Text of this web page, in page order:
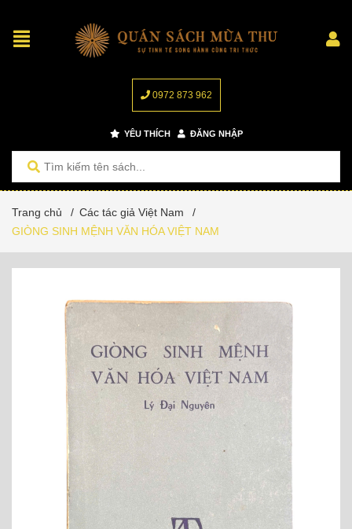
0972 873 962
YÊU THÍCH ĐĂNG NHẬP
Trang chủ / Các tác giả Việt Nam
/
GIÒNG SINH MỆNH VĂN HÓA VIỆT NAM